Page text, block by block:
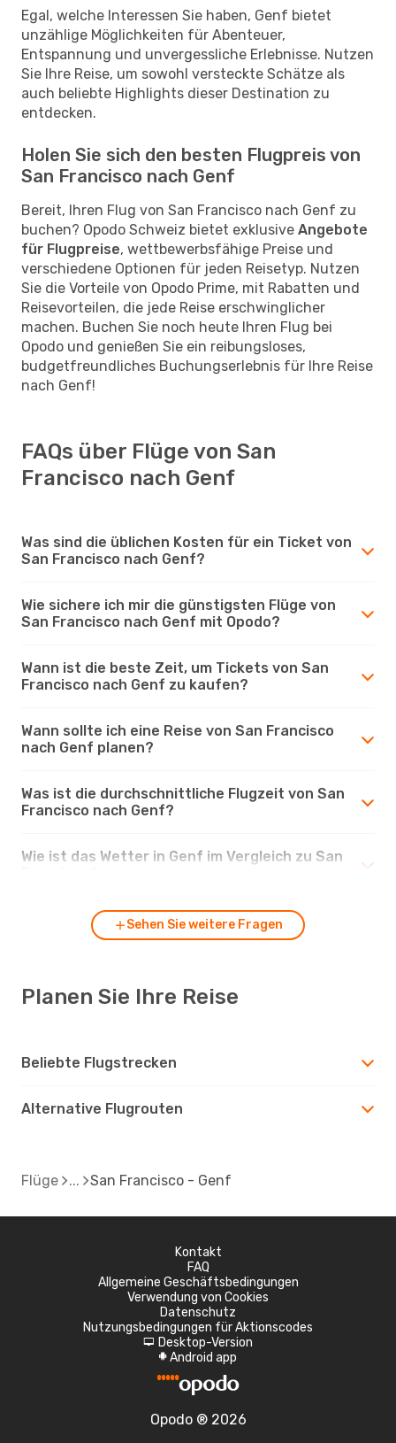
Egal, welche Interessen Sie haben, Genf bietet
unzählige Möglichkeiten für Abenteuer,
Entspannung und unvergessliche Erlebnisse. Nutzen
Sie Ihre Reise, um sowohl versteckte Schätze als
auch beliebte Highlights dieser Destination zu
entdecken.
Holen Sie sich den besten Flugpreis von
San Francisco nach Genf
Bereit, Ihren Flug von San Francisco nach Genf zu
buchen? Opodo Schweiz bietet exklusive Angebote
für Flugpreise, wettbewerbsfähige Preise und
verschiedene Optionen für jeden Reisetyp. Nutzen
Sie die Vorteile von Opodo Prime, mit Rabatten und
Reisevorteilen, die jede Reise erschwinglicher
machen. Buchen Sie noch heute Ihren Flug bei
Opodo und genießen Sie ein reibungsloses,
budgetfreundliches Buchungserlebnis für Ihre Reise
nach Genf!
FAQs über Flüge von San
Francisco nach Genf
Was sind die üblichen Kosten für ein Ticket von
San Francisco nach Genf?
Wie sichere ich mir die günstigsten Flüge von
San Francisco nach Genf mit Opodo?
Wann ist die beste Zeit, um Tickets von San
Francisco nach Genf zu kaufen?
Wann sollte ich eine Reise von San Francisco
nach Genf planen?
Was ist die durchschnittliche Flugzeit von San
Francisco nach Genf?
Wie ist das Wetter in Genf im Vergleich zu San
Sehen Sie weitere Fragen
Planen Sie Ihre Reise
Beliebte Flugstrecken
Alternative Flugrouten
Flüge San Francisco - Genf
Kontakt
FAQ
Allgemeine Geschäftsbedingungen
Verwendung von Cookies
Datenschutz
Nutzungsbedingungen für Aktionscodes
d Desktop-Version
A Android app
Opodo ® 2026